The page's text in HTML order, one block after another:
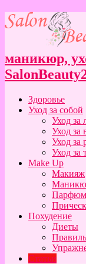
маникюр,
Здоровье
Уход за собой
Уход за
Уход за
Уход за
Уход за
Make Up
Макияж
Похудение
Диеты
Статьи